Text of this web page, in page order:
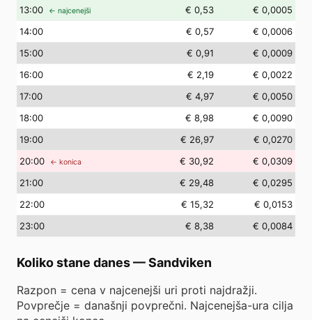
13:00 ← najcenejši € 0,53
€ 0,0005
14:00 € 0,57
€ 0,0006
15:00 € 0,91
€ 0,0009
16:00 € 2,19
€ 0,0022
17:00 € 4,97
€ 0,0050
18:00 € 8,98
€ 0,0090
19:00 € 26,97
€ 0,0270
20:00 ← konica € 30,92
€ 0,0309
21:00 € 29,48
€ 0,0295
22:00 € 15,32
€ 0,0153
23:00 € 8,38 € 0,0084
Koliko stane danes—Sandviken
Razpon = cena v najcenejši uri proti najdražji.
Povprečje = današnji povprečni. Najcenejša-ura cilja